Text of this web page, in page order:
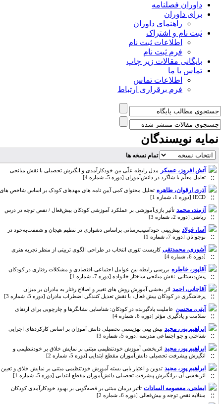
داوران فصلنامه
برای داوران
راهنمای داوران
ثبت نام و اشتراک
اطلاعات ثبت نام
فرم ثبت نام
بایگانی مقالات زیر چاپ
تماس با ما
اطلاعات تماس
فرم برقراری ارتباط
نویسندگان
تمام نسخه ها
آتش افروز، عسکر مدل رابطه علّی بین خودکارآمدی و انگیزش تحصیلی با نقش میانجی
تعامل معلّم با شاگرد در دانش‌آموزان [دوره 5، شماره 4]
آذری ارقوان، طاهره تحلیل محتوای کمی آیین نامه های مهدهای کودک بر اساس شاخص های
IECD [دوره 1، شماره 1]
آزمند، محمد تأثیر بازی‌آموزشی بر عملکرد آموزشی کودکان بیش‌فعال / نقص توجه در درس
ریاضی [دوره 2، شماره 3]
آسا، فولاد پیش‌بینی خودآسیب‌رسانی براساس دشواری در تنظیم هیجان و شفقت‌به‌خود در
نوجوانان [دوره 7، شماره 1]
آشوری، محمدتقی کاربست تئوری انتخاب در طراحی الگوی تربیتی از منظر تجربه هنری
[دوره 6، شماره 4]
آقاپور، خاطره بررسی رابطه بین عوامل اجتماعی-اقتصادی و مشکلات رفتاری در کودکان
پیش‌دبستانی: نقش میانجی ساختار خانواده [دوره 7، شماره 1]
آقاجانی، احمد اثر بخشی آموزش روش های تغییر و اصلاح رفتار به مادران بر میزان
پرخاشگری در کودکان بیش فعال، با نقش تعدیل کنندگی اضطراب مادران [دوره 5، شماره 3]
آیتی، محسن عاملیت یادگیرنده در کودکان: شناسایی نشانگرها و چارچوبی برای ارتقای
سلامت و یادگیری مؤثر [دوره 6، شماره 4]
ابراهیم پور، مجید پیش بینی بهزیستی تحصیلی دانش آموزان بر اساس کارکردهای اجرایی
شناختی و جو اجتماعی مدرسه [دوره 5، شماره 3]
ابراهیم پور، مجید اثربخشی آموزش خودتنظیمی مبتنی بر نمایش خلاق بر خودتنظیمی و
انگیزش پیشرفت تحصیلی دانش‌آموزان مقطع ابتدایی [دوره 5، شماره 2]
ابراهیم پور، مجید تدوین و اعتبار یابی بسته آموزش خودتنظیمی مبتنی بر نمایش خلاق و تعیین
اثربخشی آن برانگیزش پیشرفت تحصیلی دانش‌آموزان مقطع ابتدایی [دوره 5، شماره 1]
ابطحی، معصومه السادات تأثیر درمان مبتنی بر قصه‌گویی بر بهبود خودکارآمدی کودکان
مبتلابه نقص توجه و بیش‌فعالی [دوره 6، شماره 2]